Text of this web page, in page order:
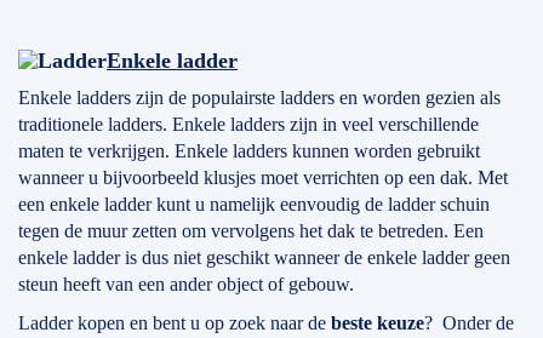
Enkele ladder
Enkele ladders zijn de populairste ladders en worden gezien als
traditionele ladders. Enkele ladders zijn in veel verschillende
maten te verkrijgen. Enkele ladders kunnen worden gebruikt
wanneer u bijvoorbeeld klusjes moet verrichten op een dak. Met
een enkele ladder kunt u namelijk eenvoudig de ladder schuin
tegen de muur zetten om vervolgens het dak te betreden. Een
enkele ladder is dus niet geschikt wanneer de enkele ladder geen
steun heeft van een ander object of gebouw.
Ladder kopen en bent u op zoek naar de beste keuze? Onder de